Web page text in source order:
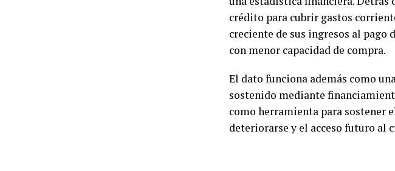
crédito para cubrir gastos
creciente de sus ingresos al pago
con menor capacidad de compra.
El dato funciona además como
sostenido mediante
como herramienta para sostener
deteriorarse y el acceso futuro al